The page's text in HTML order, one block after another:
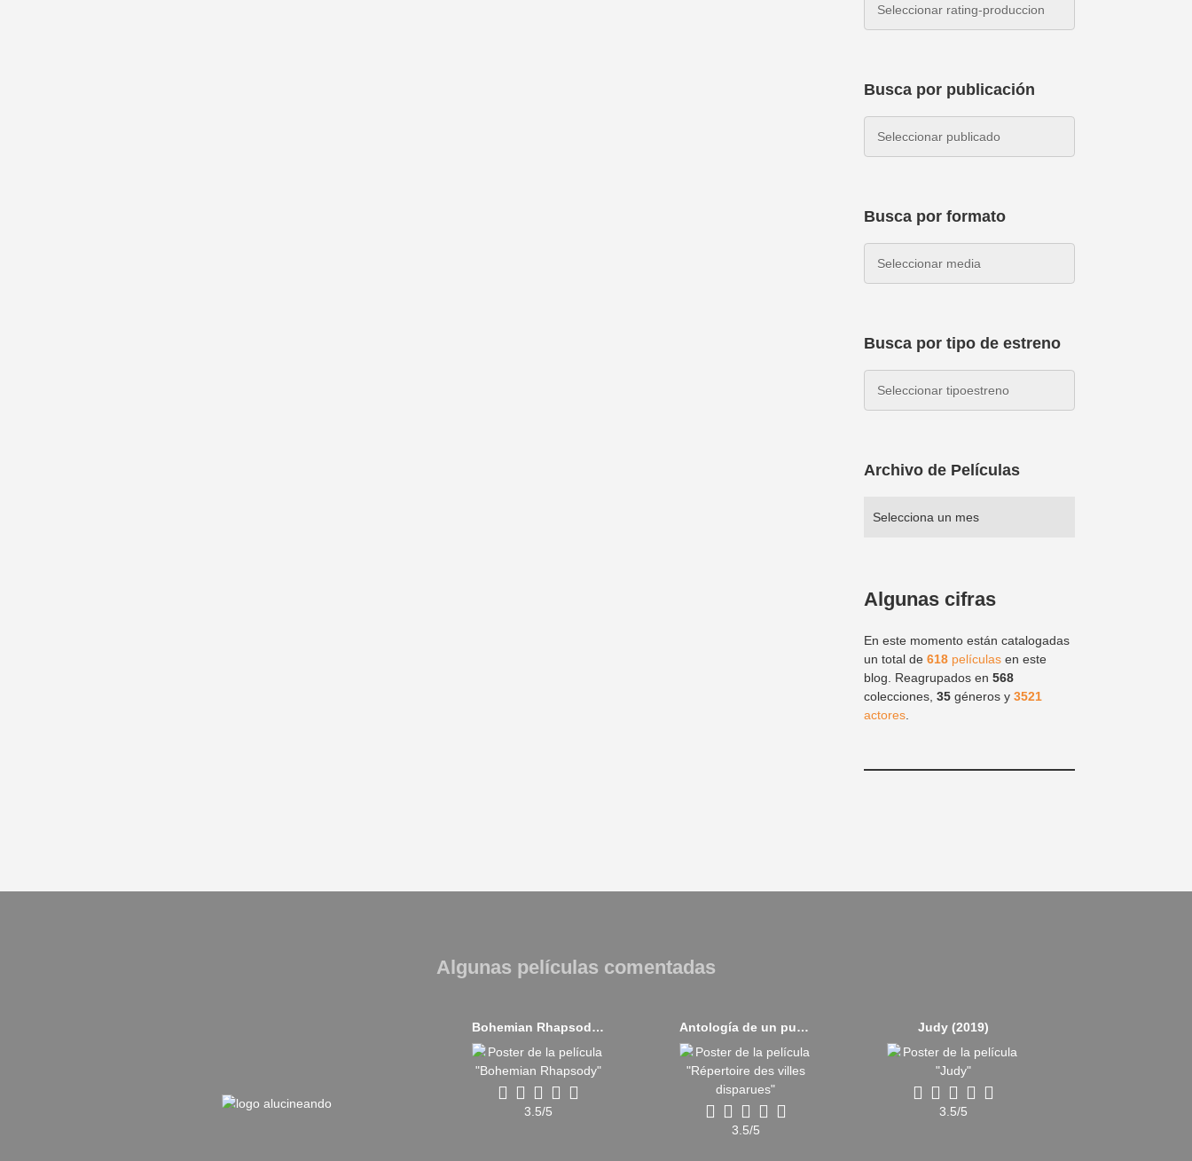
Busca por publicación
Busca por formato
Busca por tipo de estreno
Archivo de Películas
Algunas cifras
En este momento están catalogadas
un total de618 películas en este
blog. Reagrupados en568
colecciones,35 géneros y3521
actores
Algunas películas comentadas
Bohemian Rhapsody (2018)
3.5/5
Antología de un pueblo fantasma (2019)
3.5/5
Judy (2019)
3.5/5